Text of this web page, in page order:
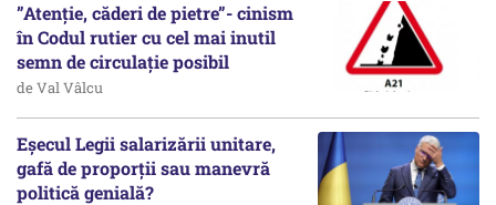
”Atenție, căderi de pietre”- cinism
în Codul rutier cu cel mai inutil
semn de circulație posibil
de Val Vâlcu
Eșecul Legii salarizării unitare,
gafă de proporții sau manevră
politică genială?